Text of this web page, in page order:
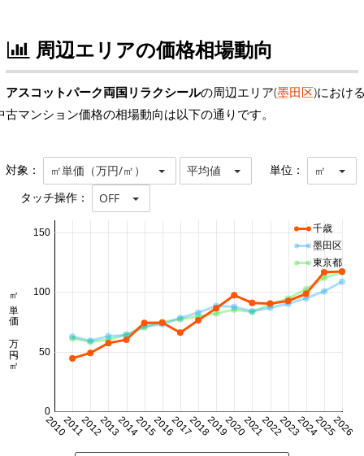
周辺エリアの価格相場動向
アスコットパーク両国リラクシールの周辺エリア(墨田区)におけ
古マンション価格の相場動向は以下の通りです。
対象： ㎡単価（万円/㎡） 平均値 単位： ㎡
タッチ操作： OFF
20102011201220132014201520162017201820192020202120222023202420252026
0
50
100
150
㎡単価 万円/㎡
千歳
墨田区
東京都